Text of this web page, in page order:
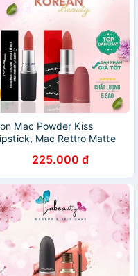
Mac Powder Kiss
Mac Rettro Matte
225.000 đ